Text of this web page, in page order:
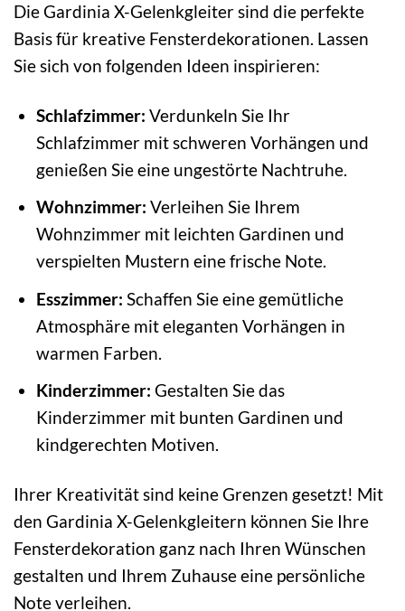
Die Gardinia X-Gelenkgleiter sind die perfekte
Basis für kreative Fensterdekorationen. Lassen
Sie sich von folgenden Ideen inspirieren:
Schlafzimmer: Verdunkeln Sie Ihr
Schlafzimmer mit schweren Vorhängen und
genießen Sie eine ungestörte Nachtruhe.
Wohnzimmer: Verleihen Sie Ihrem
Wohnzimmer mit leichten Gardinen und
verspielten Mustern eine frische Note.
Esszimmer: Schaffen Sie eine gemütliche
Atmosphäre mit eleganten Vorhängen in
warmen Farben.
Kinderzimmer: Gestalten Sie das
Kinderzimmer mit bunten Gardinen und
kindgerechten Motiven.
Ihrer Kreativität sind keine Grenzen gesetzt! Mit
den Gardinia X-Gelenkgleitern können Sie Ihre
Fensterdekoration ganz nach Ihren Wünschen
gestalten und Ihrem Zuhause eine persönliche
Note verleihen.